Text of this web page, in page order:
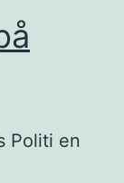
Politi en